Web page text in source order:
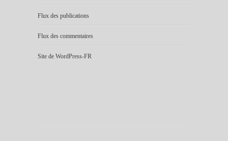
Flux des publications
Flux des commentaires
Site de WordPress-FR